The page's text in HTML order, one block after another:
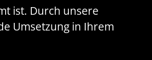
ist. Durch unsere
Umsetzung in Ihrem